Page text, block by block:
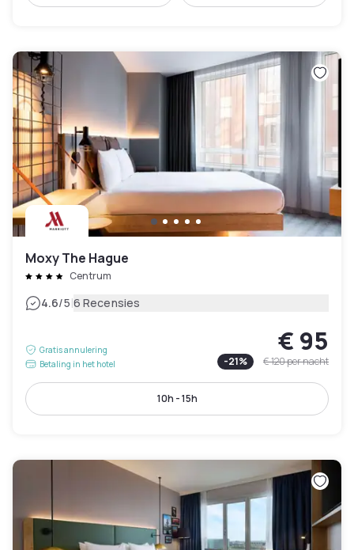
Moxy The Hague
Centrum
4.6/5|6 Recensies
Gratis annulering
Betaling in het hotel
€ 95
-21% € 120per nacht
10h - 15h